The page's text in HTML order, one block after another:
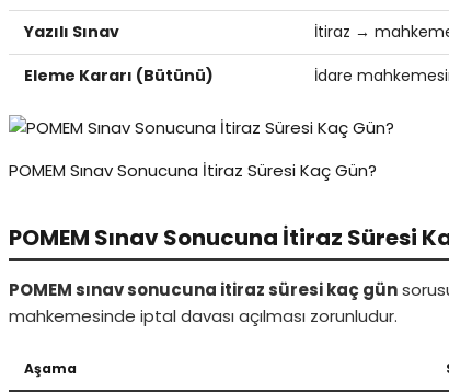
Yazılı Sınav
İtiraz →
Eleme Kararı (Bütünü)
İdare
POMEM Sınav Sonucuna İtiraz Süresi Kaç Gün?
POMEM Sınav Sonucuna İtiraz Süresi
POMEM sınav sonucuna itiraz süresi kaç gün
mahkemesinde iptal davası açılması zorunludur.
Aşama